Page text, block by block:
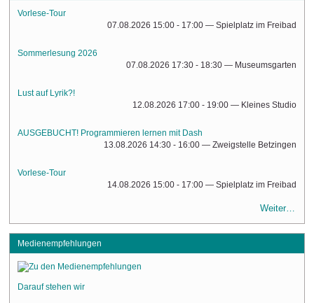
Vorlese-Tour
07.08.2026 15:00 - 17:00 — Spielplatz im Freibad
Sommerlesung 2026
07.08.2026 17:30 - 18:30 — Museumsgarten
Lust auf Lyrik?!
12.08.2026 17:00 - 19:00 — Kleines Studio
AUSGEBUCHT! Programmieren lernen mit Dash
13.08.2026 14:30 - 16:00 — Zweigstelle Betzingen
Vorlese-Tour
14.08.2026 15:00 - 17:00 — Spielplatz im Freibad
Weiter…
Medienempfehlungen
Darauf stehen wir